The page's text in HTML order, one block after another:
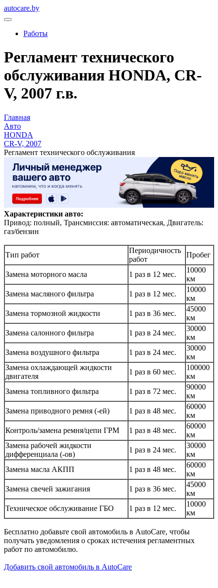
autocare.by
Работы
Регламент технического
обслуживания HONDA, CR-
V, 2007 г.в.
Главная
Авто
HONDA
CR-V, 2007
Регламент технического обслуживания
Характеристики авто:
Привод: полный, Трансмиссия: автоматическая, Двигатель:
газ/бензин
Тип работ
Периодичность
работ
Пробег
Замена моторного масла 1 раз в 12 мес.
10000
км
Замена масляного фильтра
1 раз в 12 мес.
10000
км
Замена тормозной жидкости
1 раз в 36 мес.
45000
км
Замена салонного фильтра
1 раз в 24 мес.
30000
км
Замена воздушного фильтра
1 раз в 24 мес.
30000
км
Замена охлаждающей жидкости
двигателя
1 раз в 60 мес.
100000
км
Замена топливного фильтра
1 раз в 72 мес.
90000
км
Замена приводного ремня (-ей)
1 раз в 48 мес.
60000
км
Контроль/замена ремня/цепи ГРМ
1 раз в 48 мес.
60000
км
Замена рабочей жидкости
дифференциала (-ов)
1 раз в 24 мес.
30000
км
Замена масла АКПП
1 раз в 48 мес.
60000
км
Замена свечей зажигания
1 раз в 36 мес.
45000
км
Техническое обслуживание ГБО
1 раз в 12 мес.
10000
км
Бесплатно добавьте свой автомобиль в AutoCare, чтобы
получать уведомления о сроках истечения регламентных
работ по автомобилю.
Добавить свой автомобиль в AutoCare